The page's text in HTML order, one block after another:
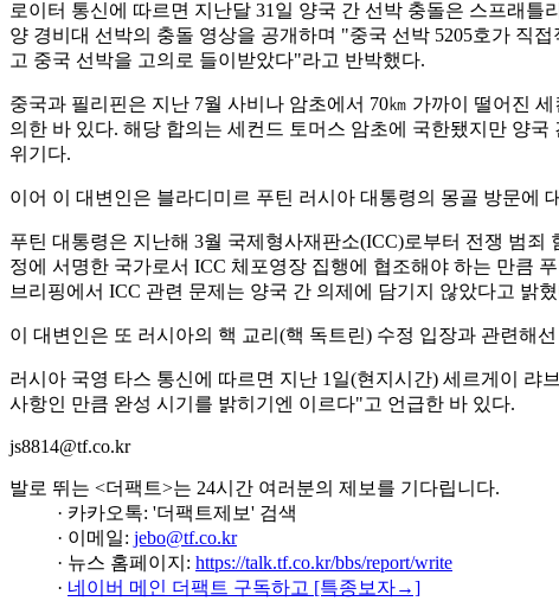
로이터 통신에 따르면 지난달 31일 양국 간 선박 충돌은 스프래
양 경비대 선박의 충돌 영상을 공개하며 "중국 선박 5205호가 직
고 중국 선박을 고의로 들이받았다"라고 반박했다.
중국과 필리핀은 지난 7월 사비나 암초에서 70㎞ 가까이 떨어진
의한 바 있다. 해당 합의는 세컨드 토머스 암초에 국한됐지만 양
위기다.
이어 이 대변인은 블라디미르 푸틴 러시아 대통령의 몽골 방문에
푸틴 대통령은 지난해 3월 국제형사재판소(ICC)로부터 전쟁 범
정에 서명한 국가로서 ICC 체포영장 집행에 협조해야 하는 만큼
브리핑에서 ICC 관련 문제는 양국 간 의제에 담기지 않았다고 밝
이 대변인은 또 러시아의 핵 교리(핵 독트린) 수정 입장과 관련해
러시아 국영 타스 통신에 따르면 지난 1일(현지시간) 세르게이
사항인 만큼 완성 시기를 밝히기엔 이르다"고 언급한 바 있다.
js8814@tf.co.kr
발로 뛰는 <더팩트>는 24시간 여러분의 제보를 기다립니다.
· 카카오톡: '더팩트제보' 검색
· 이메일: jebo@tf.co.kr
· 뉴스 홈페이지: https://talk.tf.co.kr/bbs/report/write
· 네이버 메인 더팩트 구독하고 [특종보자→]